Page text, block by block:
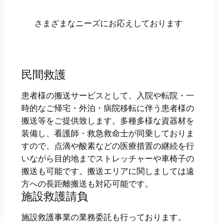
さまざまなニーズにお応えしております
民間救護
患者様の搬送サービスとして、入院や転院・一
時的なご帰宅・外泊・病院移転に伴う患者様の
搬送等をご提供致します。多種多様な資器材を
装備し、看護師・救急救命士が同乗しておりま
すので、点滴や酸素などの医療措置の継続を行
いながら目的地までストレッチャーや車椅子の
搬送も可能です。搬送エリアに関しましては遠
方への長距離搬送も対応可能です。
施設救護請負
施設救護事業の業務委託も行っております。